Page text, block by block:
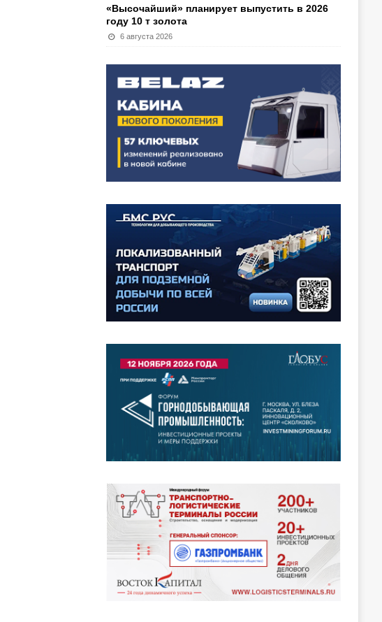
«Высочайший» планирует выпустить в 2026
году 10 т золота
6 августа 2026